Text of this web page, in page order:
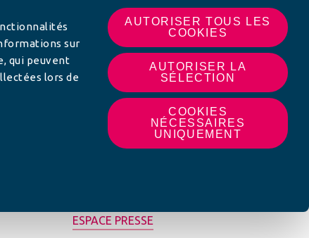
sur
qui peuvent
lors de
AUTORISER TOUS LES
COOKIES
AUTORISER LA
SÉLECTION
COOKIES
NÉCESSAIRES
UNIQUEMENT
ESPACE PRESSE